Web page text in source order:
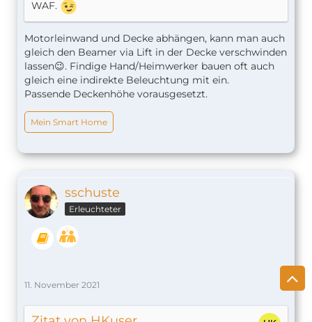
WAF.
Motorleinwand und Decke abhängen, kann man auch
gleich den Beamer via Lift in der Decke verschwinden
lassen😉. Findige Hand/Heimwerker bauen oft auch
gleich eine indirekte Beleuchtung mit ein.
Passende Deckenhöhe vorausgesetzt.
Mein Smart Home
sschuste
Erleuchteter
11. November 2021